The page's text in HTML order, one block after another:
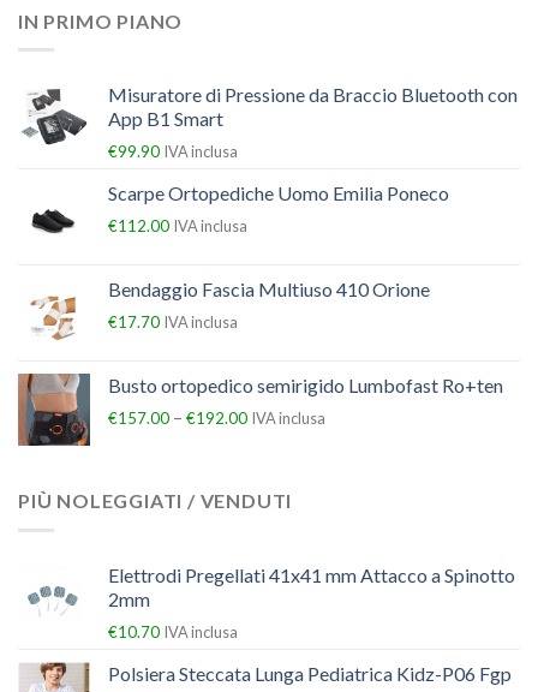
IN PRIMO PIANO
Misuratore di Pressione da Braccio Bluetooth con
App B1 Smart
€99.90 IVA inclusa
Scarpe Ortopediche Uomo Emilia Poneco
€112.00 IVA inclusa
Bendaggio Fascia Multiuso 410 Orione
€17.70 IVA inclusa
Busto ortopedico semirigido Lumbofast Ro+ten
€157.00 – €192.00 IVA inclusa
PIÙ NOLEGGIATI / VENDUTI
Elettrodi Pregellati 41x41 mm Attacco a Spinotto
2mm
€10.70 IVA inclusa
Polsiera Steccata Lunga Pediatrica Kidz-P06 Fgp